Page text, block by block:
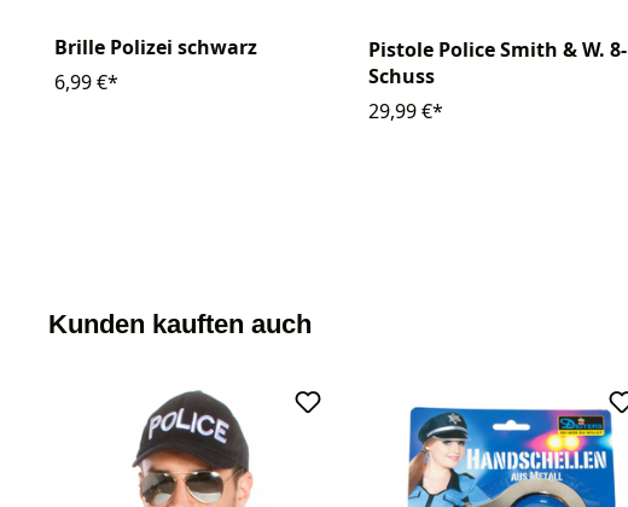
Brille Polizei schwarz
6,99 €*
Pistole Police Smith & W. 8-
Schuss
29,99 €*
Kunden kauften auch